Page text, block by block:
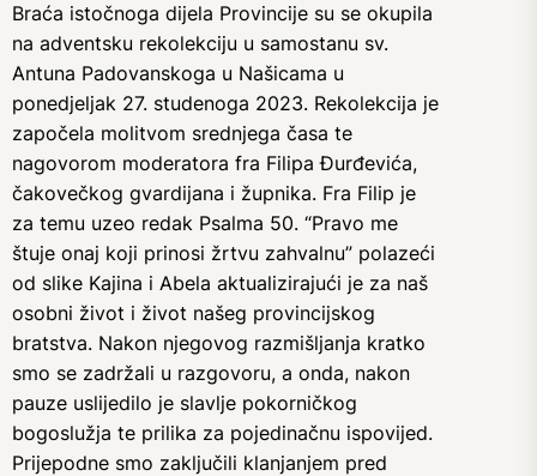
Braća istočnoga dijela Provincije su se okupila
na adventsku rekolekciju u samostanu sv.
Antuna Padovanskoga u Našicama u
ponedjeljak 27. studenoga 2023. Rekolekcija je
započela molitvom srednjega časa te
nagovorom moderatora fra Filipa Đurđevića,
čakovečkog gvardijana i župnika. Fra Filip je
za temu uzeo redak Psalma 50. “Pravo me
štuje onaj koji prinosi žrtvu zahvalnu” polazeći
od slike Kajina i Abela aktualizirajući je za naš
osobni život i život našeg provincijskog
bratstva. Nakon njegovog razmišljanja kratko
smo se zadržali u razgovoru, a onda, nakon
pauze uslijedilo je slavlje pokorničkog
bogoslužja te prilika za pojedinačnu ispovijed.
Prijepodne smo zaključili klanjanjem pred